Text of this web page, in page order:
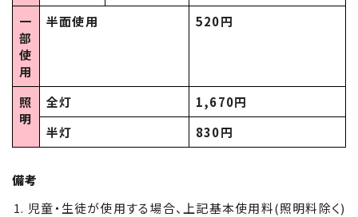
一
部
使
用
半面使用 520円
照
明
全灯
1,670円
半灯
830円
備考
児童・生徒が使用する場合、上記基本使用料(照明料除く)